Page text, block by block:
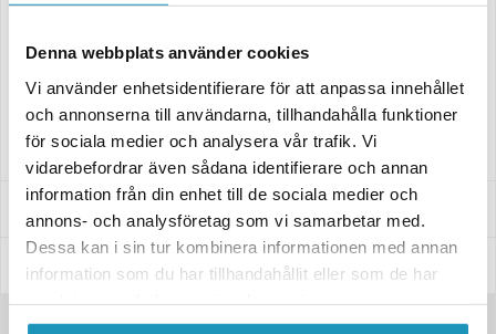
Denna webbplats använder cookies
Vi använder enhetsidentifierare för att anpassa innehållet
och annonserna till användarna, tillhandahålla funktioner
för sociala medier och analysera vår trafik. Vi
vidarebefordrar även sådana identifierare och annan
information från din enhet till de sociala medier och
annons- och analysföretag som vi samarbetar med.
Dessa kan i sin tur kombinera informationen med annan
information som du har tillhandahållit eller som de har
E4 12289
E17 02348
E17 001
Specifikationer
Manualer & Guider
Recensioner